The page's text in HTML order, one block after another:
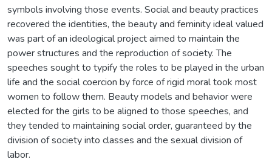
symbols involving those events. Social and beauty practices
recovered the identities, the beauty and feminity ideal valued
was part of an ideological project aimed to maintain the
power structures and the reproduction of society. The
speeches sought to typify the roles to be played in the urban
life and the social coercion by force of rigid moral took most
women to follow them. Beauty models and behavior were
elected for the girls to be aligned to those speeches, and
they tended to maintaining social order, guaranteed by the
division of society into classes and the sexual division of
labor.